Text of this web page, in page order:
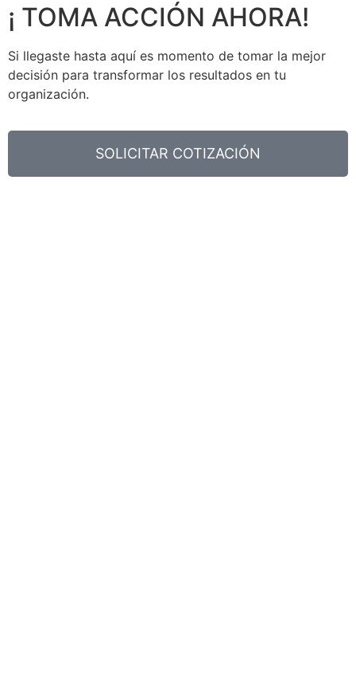
¡ TOMA ACCIÓN AHORA!
Si llegaste hasta aquí es momento de tomar la mejor
decisión para transformar los resultados en tu
organización.
SOLICITAR COTIZACIÓN